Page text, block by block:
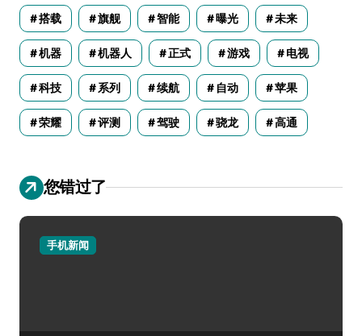
搭载 旗舰 智能 曝光 未来
机器 机器人 正式 游戏 电视
科技 系列 续航 自动 苹果
荣耀 评测 驾驶 骁龙 高通
您错过了
手机新闻